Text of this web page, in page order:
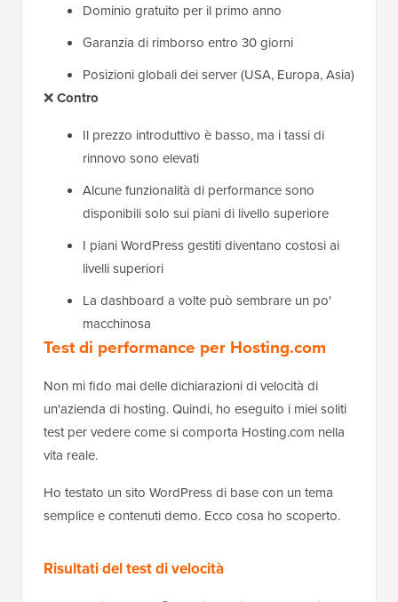
Dominio gratuito per il primo anno
Garanzia di rimborso entro 30 giorni
Posizioni globali dei server (USA, Europa, Asia)
❌Contro
Il prezzo introduttivo è basso, ma i tassi di
rinnovo sono elevati
Alcune funzionalità di performance sono
disponibili solo sui piani di livello superiore
I piani WordPress gestiti diventano costosi ai
livelli superiori
La dashboard a volte può sembrare un po'
macchinosa
Test di performance per Hosting.com
Non mi fido mai delle dichiarazioni di velocità di
un'azienda di hosting. Quindi, ho eseguito i miei soliti
test per vedere come si comporta Hosting.com nella
vita reale.
Ho testato un sito WordPress di base con un tema
semplice e contenuti demo. Ecco cosa ho scoperto.
Risultati del test di velocità